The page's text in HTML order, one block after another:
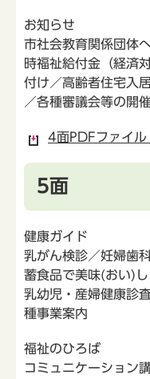
お知らせ
市社会教育関係団体
時福祉給付金（経済
付け／高齢者住宅入
／各種審議会等の開
4面PDFファイル
5面
健康ガイド
乳がん検診／妊婦歯
蓄食品で美味(おい)
乳幼児・産婦健康診
種事業案内
福祉のひろば
コミュニケーション